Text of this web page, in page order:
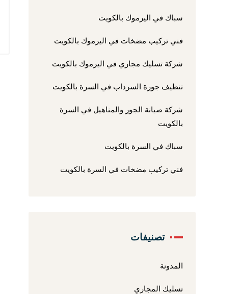
سباك في اليرموك بالكويت
فني تركيب مضخات في اليرموك بالكويت
شركة تسليك مجاري في اليرموك بالكويت
تنظيف جورة السرداب في السرة بالكويت
شركة صيانة الجور والمناهيل في السرة
بالكويت
سباك في السرة بالكويت
فني تركيب مضخات في السرة بالكويت
تصنيفات
المدونة
تسليك المجاري